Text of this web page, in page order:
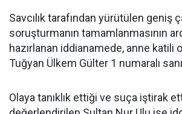
Savcılık tarafından yürütülen geniş
soruşturmanın tamamlanmasının
hazırlanan iddianamede, anne katili
Tuğyan Ülkem Gülter 1 numaralı
Olaya tanıklık ettiği ve suça iştirak